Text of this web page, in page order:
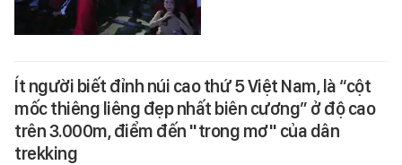
Ít người biết đỉnh núi cao thứ 5 Việt Nam, là “cột
mốc thiêng liêng đẹp nhất biên cương” ở độ cao
trên 3.000m, điểm đến "trong mơ" của dân
trekking